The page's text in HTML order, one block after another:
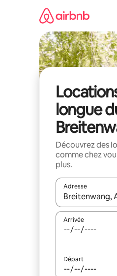
longue
Découvrez des
comme chez
plus.
Adresse
Lorsque les
Arrivée
Départ